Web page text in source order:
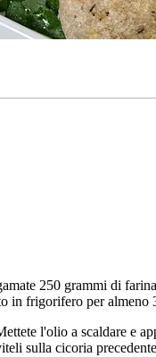
250 grammi di
in frigorifero per almeno
l'olio a scaldare e
sulla cicoria